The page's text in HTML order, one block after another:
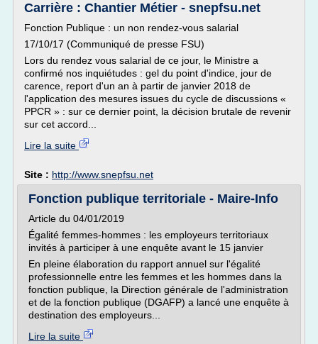
Carrière : Chantier Métier - snepfsu.net
Fonction Publique : un non rendez-vous salarial
17/10/17 (Communiqué de presse FSU)
Lors du rendez vous salarial de ce jour, le Ministre a
confirmé nos inquiétudes : gel du point d'indice, jour de
carence, report d'un an à partir de janvier 2018 de
l'application des mesures issues du cycle de discussions «
PPCR » : sur ce dernier point, la décision brutale de revenir
sur cet accord...
Lire la suite
Site : http://www.snepfsu.net
Fonction publique territoriale - Maire-Info
Article du 04/01/2019
Égalité femmes-hommes : les employeurs territoriaux
invités à participer à une enquête avant le 15 janvier
En pleine élaboration du rapport annuel sur l'égalité
professionnelle entre les femmes et les hommes dans la
fonction publique, la Direction générale de l'administration
et de la fonction publique (DGAFP) a lancé une enquête à
destination des employeurs...
Lire la suite